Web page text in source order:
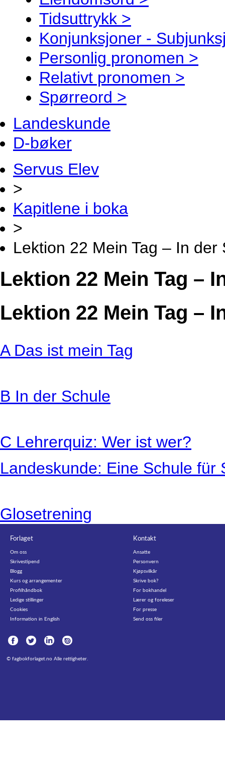
Tidsuttrykk >
Konjunksjoner -
Personlig pronomen >
Relativt pronomen >
Spørreord >
Landeskunde
D-bøker
Servus Elev
>
Kapitlene i boka
>
Lektion 22 Mein Tag – In der
Lektion 22 Mein Tag –
Lektion 22 Mein Tag –
ADas ist mein Tag
B In der Schule
C Lehrerquiz: Wer ist wer?
Landeskunde: Eine Schule für
Glosetrening
Forlaget
Om oss
Skrivestipend
Blogg
Kurs og arrangementer
Profilhåndbok
Ledige stillinger
Cookies
Information in English
Kontakt
Ansatte
Personvern
Kjøpsvilkår
Skrive bok?
For bokhandel
Lærer og foreleser
For presse
Send oss filer
© fagbokforlaget.no Alle rettigheter.